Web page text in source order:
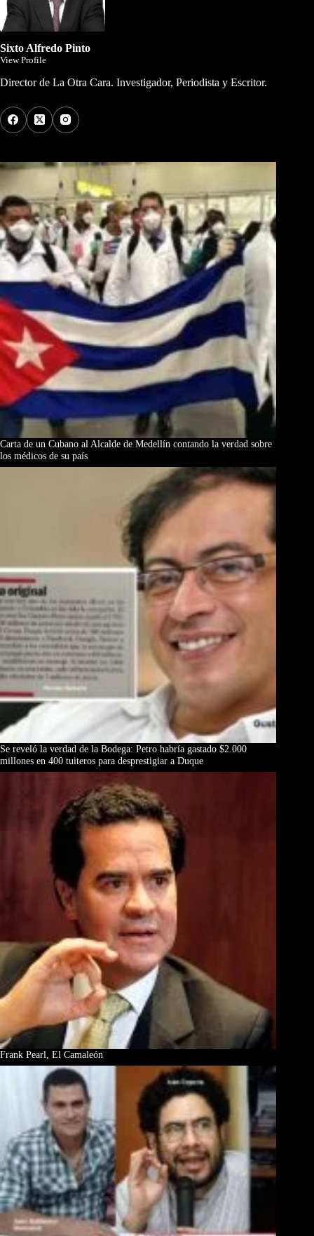
Sixto Alfredo Pinto
View Profile
Director de La Otra Cara. Investigador, Periodista y Escritor.
Carta de un Cubano al Alcalde de Medellín contando la verdad sobre
los médicos de su país
Se reveló la verdad de la Bodega: Petro habría gastado $2.000
millones en 400 tuiteros para desprestigiar a Duque
Frank Pearl, El Camaleón